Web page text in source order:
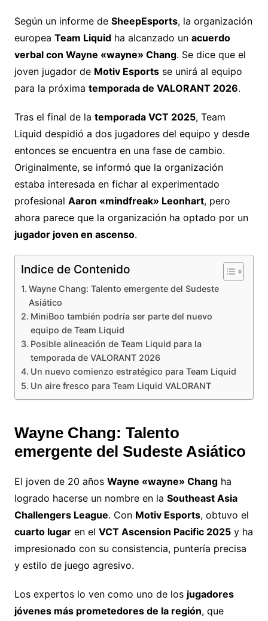
Según un informe de SheepEsports, la organización
europea Team Liquidha alcanzado un acuerdo
verbal con Wayne «wayne» Chang. Se dice que el
joven jugador de Motiv Esportsse unirá al equipo
para la próxima temporada de VALORANT 2026.
Tras el final de la temporada VCT 2025, Team
Liquid despidió a dos jugadores del equipo y desde
entonces se encuentra en una fase de cambio.
Originalmente, se informó que la organización
estaba interesada en fichar al experimentado
profesional Aaron «mindfreak» Leonhart, pero
ahora parece que la organización ha optado por un
jugador joven en ascenso.
Indice de Contenido
Wayne Chang: Talento emergente del Sudeste
Asiático
MiniBoo también podría ser parte del nuevo
equipo de Team Liquid
Posible alineación de Team Liquid para la
temporada de VALORANT 2026
Un nuevo comienzo estratégico para Team Liquid
Un aire fresco para Team Liquid VALORANT
Wayne Chang: Talento
emergente del Sudeste Asiático
El joven de 20 años Wayne «wayne» Changha
logrado hacerse un nombre en la Southeast Asia
Challengers League. Con Motiv Esports, obtuvo el
cuarto lugaren el VCT Ascension Pacific 2025y ha
impresionado con su consistencia, puntería precisa
y estilo de juego agresivo.
Los expertos lo ven como uno de los jugadores
jóvenes más prometedores de la región, que